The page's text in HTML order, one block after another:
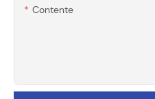
Contente